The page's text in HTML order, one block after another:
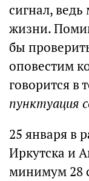
сигнал,
жизни.
бы
оповестим
говорится в
пунктуация
25 января в
Иркутска и
минимум 28